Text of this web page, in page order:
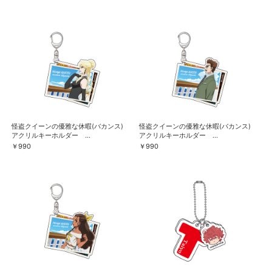
怪盗クイーンの優雅な休暇(バカンス)
アクリルキーホルダー ...
￥990
怪盗クイーンの優雅な休暇(バカンス)
アクリルキーホルダー ...
￥990